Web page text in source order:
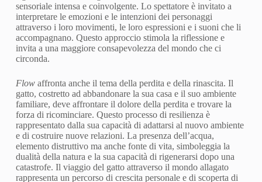
sensoriale intensa e coinvolgente. Lo spettatore è invitato a
interpretare le emozioni e le intenzioni dei personaggi
attraverso i loro movimenti, le loro espressioni e i suoni che li
accompagnano. Questo approccio stimola la riflessione e
invita a una maggiore consapevolezza del mondo che ci
circonda.
Flowaffronta anche il tema della perdita e della rinascita. Il
gatto, costretto ad abbandonare la sua casa e il suo ambiente
familiare, deve affrontare il dolore della perdita e trovare la
forza di ricominciare. Questo processo di resilienza è
rappresentato dalla sua capacità di adattarsi al nuovo ambiente
e di costruire nuove relazioni. La presenza dell’acqua,
elemento distruttivo ma anche fonte di vita, simboleggia la
dualità della natura e la sua capacità di rigenerarsi dopo una
catastrofe. Il viaggio del gatto attraverso il mondo allagato
rappresenta un percorso di crescita personale e di scoperta di